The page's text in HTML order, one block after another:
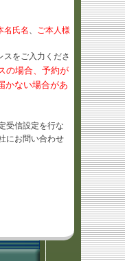
名氏名 、
ご本人様
スをご入力くださ
の場合、予約が
かない場合があ
受信設定を行な
にお問い合わせ